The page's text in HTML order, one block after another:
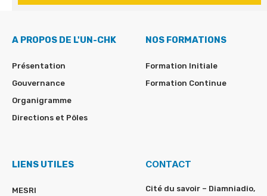
A PROPOS DE L'UN-CHK
Présentation
Gouvernance
Organigramme
Directions et Pôles
NOS FORMATIONS
Formation Initiale
Formation Continue
LIENS UTILES
MESRI
CONTACT
Cité du savoir – Diamniadio,